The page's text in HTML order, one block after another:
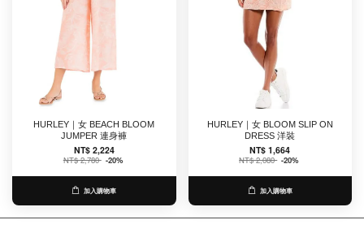
HURLEY｜女 BEACH BLOOM
JUMPER 連身褲
NT$ 2,224
NT$ 2,780 -20%
加入購物車
HURLEY｜女 BLOOM SLIP ON
DRESS 洋裝
NT$ 1,664
NT$ 2,080 -20%
加入購物車